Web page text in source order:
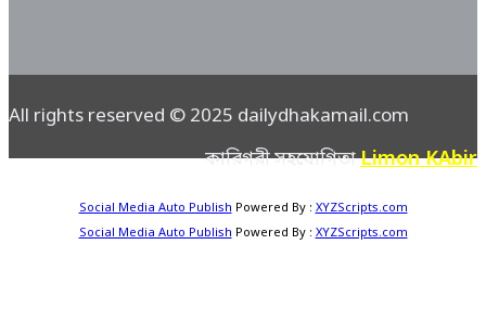
All rights reserved © 2025 dailydhakamail.com
কারিগরী সহযোগিতাLimon KAbir
Social Media Auto Publish Powered By : XYZScripts.com
Social Media Auto Publish Powered By : XYZScripts.com